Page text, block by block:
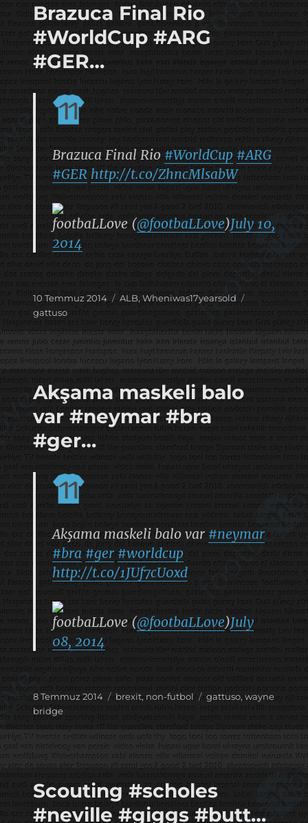
Brazuca Final Rio
#WorldCup #ARG
#GER…
Brazuca Final Rio #WorldCup #ARG
#GER http://t.co/ZhncMlsabW
footbaLLove (@footbaLLove)July 10,
2014
Yayın
tarihi
10 Temmuz 2014 Kategoriler
ALB, Wheniwas17yearsold
gattuso
Akşama maskeli balo
var #neymar #bra
#ger…
Akşama maskeli balo var #neymar
#bra #ger #worldcup
http://t.co/1JUf7cU0xd
footbaLLove (@footbaLLove)July
08, 2014
Yayın
tarihi
8 Temmuz 2014 Kategoriler
brexit, non-futbol Etiketler
gattuso,wayne
bridge
Scouting #scholes
#neville #giggs #butt…